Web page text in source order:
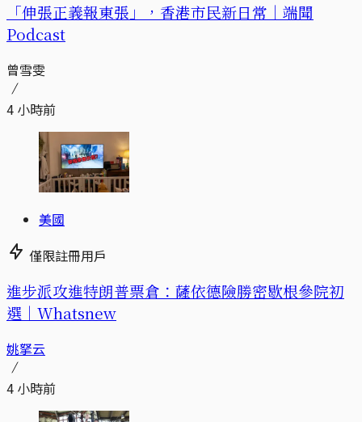
「伸張正義報東張」，香港市民新日常｜端聞
Podcast
曾雪雯
4 小時前
美國
僅限註冊用戶
進步派攻進特朗普票倉：薩依德險勝密歇根參院初
選｜Whatsnew
姚拏云
4 小時前